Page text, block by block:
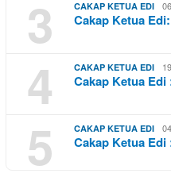
3 CAKAP KETUA EDI
Cakap Ketua
4 CAKAP KETUA EDI
Cakap Ketua
5 CAKAP KETUA EDI
Cakap Ketua